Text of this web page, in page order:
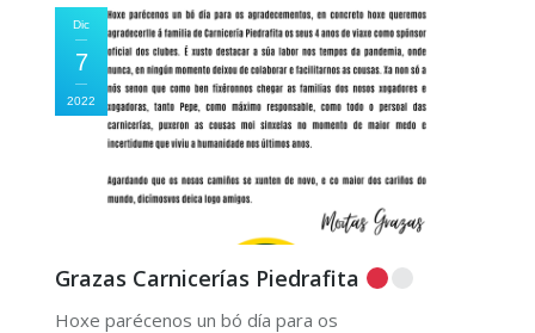
Dic
7
2022
Grazas Carnicerías Piedrafita
Hoxe parécenos un bó día para os